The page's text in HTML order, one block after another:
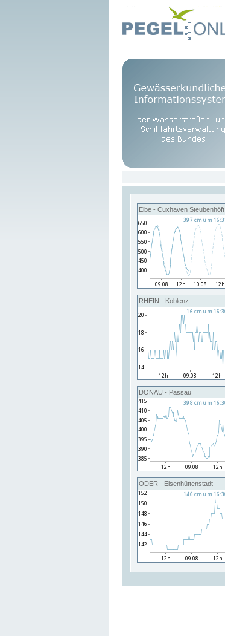
Elbe - Cuxhaven Steubenhöft
RHEIN - Koblenz
DONAU - Passau
ODER - Eisenhüttenstadt